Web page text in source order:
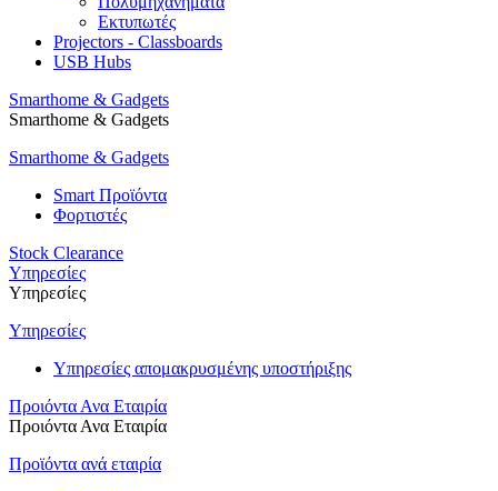
Εκτυπωτές
Projectors - Classboards
USB Hubs
Smarthome & Gadgets
Smarthome & Gadgets
Smarthome & Gadgets
Smart Προϊόντα
Φορτιστές
Stock Clearance
Υπηρεσίες
Υπηρεσίες
Υπηρεσίες
Υπηρεσίες απομακρυσμένης υποστήριξης
Προιόντα Ανα Εταιρία
Προιόντα Ανα Εταιρία
Προϊόντα ανά εταιρία